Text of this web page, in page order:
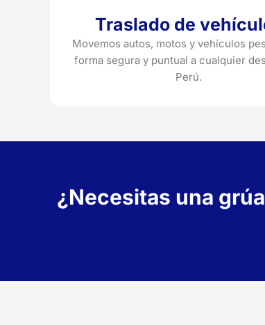
Traslado de
Movemos autos, motos y vehículos
forma segura y puntual a cualquier
Perú.
¿Necesitas una